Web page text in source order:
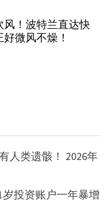
风！波特兰直达快
微风不燥！
人类遗骸！ 2026年
投资账户一年暴增